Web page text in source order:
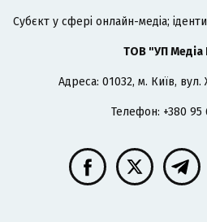
Cубєкт у сфері онлайн-медіа;
ТОВ "УП Медіа
Адреса: 01032, м. Київ,
Телефон: +380 95